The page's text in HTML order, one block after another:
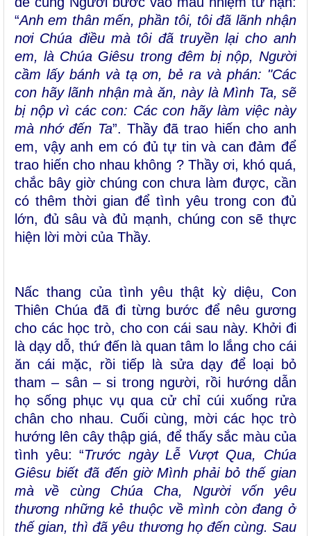
“Anh em thân mến, phần tôi, tôi đã lãnh nhận
nơi Chúa điều mà tôi đã truyền lại cho anh
em, là Chúa Giêsu trong đêm bị nộp, Người
cầm lấy bánh và tạ ơn, bẻ ra và phán: "Các
con hãy lãnh nhận mà ăn, này là Mình Ta, sẽ
bị nộp vì các con: Các con hãy làm việc này
mà nhớ đến Ta”. Thầy đã trao hiến cho anh
em, vậy anh em có đủ tự tin và can đảm để
trao hiến cho nhau không ? Thầy ơi, khó quá,
chắc bây giờ chúng con chưa làm được, cần
có thêm thời gian để tình yêu trong con đủ
lớn, đủ sâu và đủ mạnh, chúng con sẽ thực
hiện lời mời của Thầy.
Nấc thang của tình yêu thật kỳ diệu, Con
Thiên Chúa đã đi từng bước để nêu gương
cho các học trò, cho con cái sau này. Khởi đi
là dạy dỗ, thứ đến là quan tâm lo lắng cho cái
ăn cái mặc, rồi tiếp là sửa dạy để loại bỏ
tham – sân – si trong người, rồi hướng dẫn
họ sống phục vụ qua cử chỉ cúi xuống rửa
chân cho nhau. Cuối cùng, mời các học trò
hướng lên cây thập giá, để thấy sắc màu của
tình yêu: “Trước ngày Lễ Vượt Qua, Chúa
Giêsu biết đã đến giờ Mình phải bỏ thế gian
mà về cùng Chúa Cha, Người vốn yêu
thương những kẻ thuộc về mình còn đang ở
thế gian, thì đã yêu thương họ đến cùng. Sau